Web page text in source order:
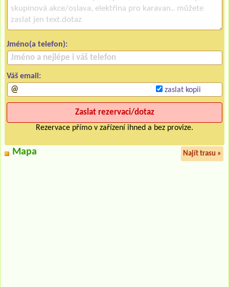
Jméno(a telefon):
Váš email:
zaslat kopii
Rezervace přímo v zařízení ihned a bez provize.
Mapa Najít trasu »